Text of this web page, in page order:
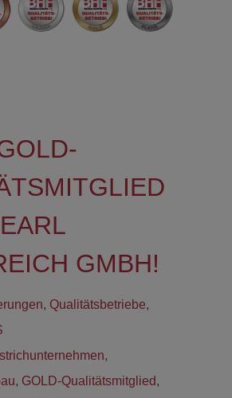
GMBH!
, Qualitätsbetriebe,
,
, GOLD-Qualitätsmitglied,